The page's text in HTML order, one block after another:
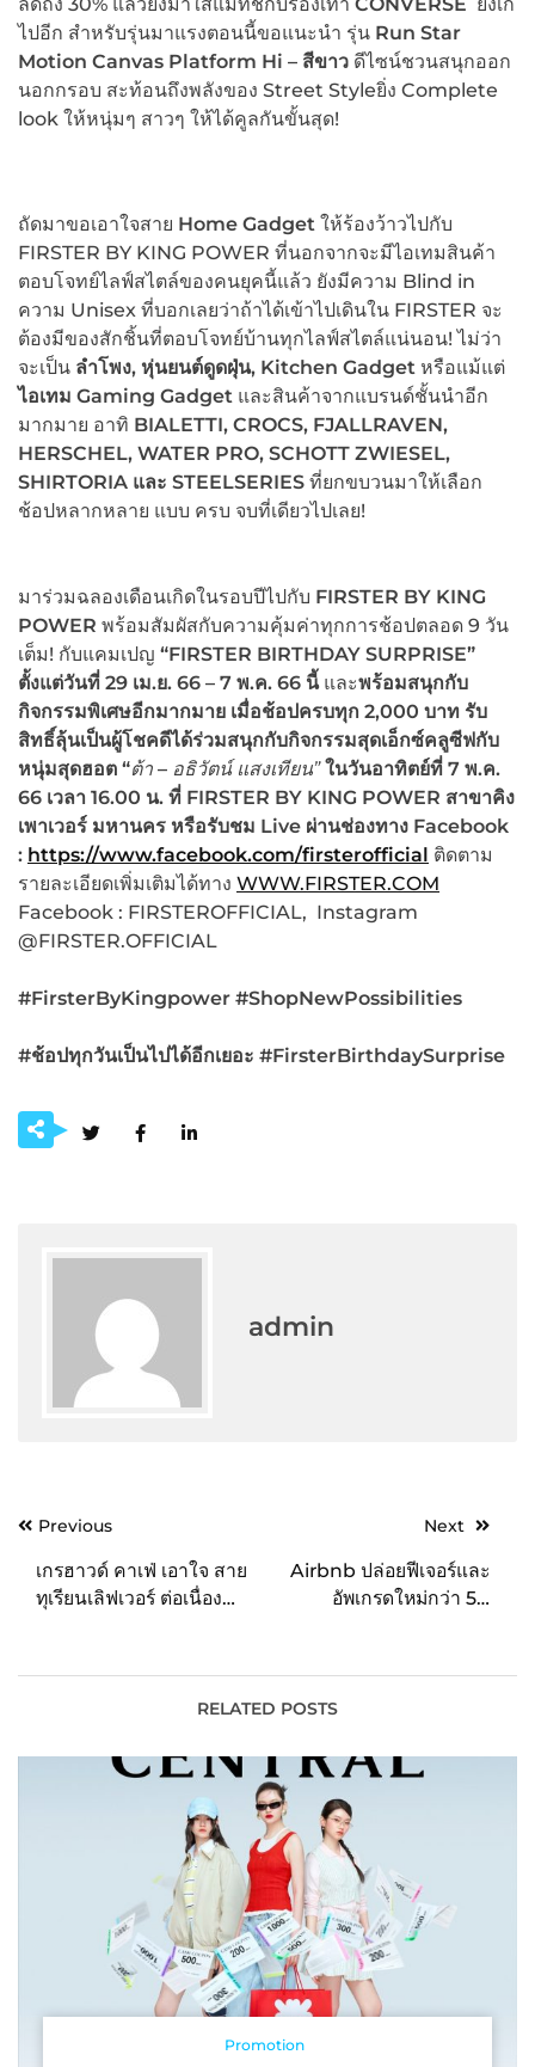
ไปอีก สำหรับรุ่นมาแรงตอนนี้ขอแนะนำ รุ่น Run Star
Motion Canvas Platform Hi – สีขาว ดีไซน์ชวนสนุกออก
นอกกรอบ สะท้อนถึงพลังของ Street Styleยิ่ง Complete
look ให้หนุ่มๆ สาวๆ ให้ได้คูลกันขั้นสุด!
ถัดมาขอเอาใจสาย Home Gadget ให้ร้องว้าวไปกับ
FIRSTER BY KING POWER ที่นอกจากจะมีไอเทมสินค้า
ตอบโจทย์ไลฟ์สไตล์ของคนยุคนี้แล้ว ยังมีความ Blind in
ความ Unisex ที่บอกเลยว่าถ้าได้เข้าไปเดินใน FIRSTER จะ
ต้องมีของสักชิ้นที่ตอบโจทย์บ้านทุกไลฟ์สไตล์แน่นอน! ไม่ว่า
จะเป็น ลำโพง, หุ่นยนต์ดูดฝุ่น, Kitchen Gadget หรือแม้แต่
ไอเทม Gaming Gadget และสินค้าจากแบรนด์ชั้นนำอีก
มากมาย อาทิ BIALETTI, CROCS, FJALLRAVEN,
HERSCHEL, WATER PRO, SCHOTT ZWIESEL,
SHIRTORIA และ STEELSERIES ที่ยกขบวนมาให้เลือก
ช้อปหลากหลาย แบบ ครบ จบที่เดียวไปเลย!
มาร่วมฉลองเดือนเกิดในรอบปีไปกับ FIRSTER BY KING
POWER พร้อมสัมผัสกับความคุ้มค่าทุกการช้อปตลอด 9 วัน
เต็ม! กับแคมเปญ “FIRSTER BIRTHDAY SURPRISE”
ตั้งแต่วันที่ 29 เม.ย. 66 – 7 พ.ค. 66 นี้และพร้อมสนุกกับ
กิจกรรมพิเศษอีกมากมาย เมื่อช้อปครบทุก 2,000 บาท รับ
สิทธิ์ลุ้นเป็นผู้โชคดีได้ร่วมสนุกกับกิจกรรมสุดเอ็กซ์คลูซีฟกับ
หนุ่มสุดฮอต “ต้า – อธิวัตน์ แสงเทียน”ในวันอาทิตย์ที่ 7 พ.ค.
66 เวลา 16.00 น. ที่ FIRSTER BY KING POWER สาขาคิง
เพาเวอร์ มหานคร หรือรับชม Live ผ่านช่องทาง Facebook
: https://www.facebook.com/firsterofficial ติดตาม
รายละเอียดเพิ่มเติมได้ทาง WWW.FIRSTER.COM
Facebook : FIRSTEROFFICIAL, Instagram
@FIRSTER.OFFICIAL
#FirsterByKingpower #ShopNewPossibilities
#ช้อปทุกวันเป็นไปได้อีกเยอะ #FirsterBirthdaySurprise
admin
PostPrevious
เกรฮาวด์ คาเฟ่ เอาใจ สาย
ทุเรียนเลิฟเวอร์ ต่อเนื่อง
Next
Airbnb ปล่อยฟีเจอร์และ
อัพเกรดใหม่กว่า 50
RELATED POSTS
Promotion